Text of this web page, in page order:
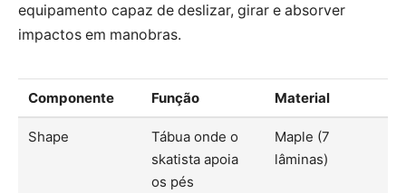
equipamento capaz de deslizar, girar e absorver
impactos em manobras.
Componente Função Material
Shape
Tábua onde o
skatista apoia
os pés
Maple (7
lâminas)